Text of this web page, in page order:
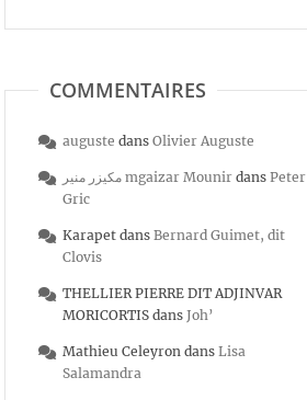
COMMENTAIRES
auguste dans Olivier Auguste
مكيزر منير mgaizar Mounir dans Peter
Gric
Karapet dans Bernard Guimet, dit
Clovis
THELLIER PIERRE DIT ADJINVAR
MORICORTIS dans Joh’
Mathieu Celeyron dans Lisa
Salamandra